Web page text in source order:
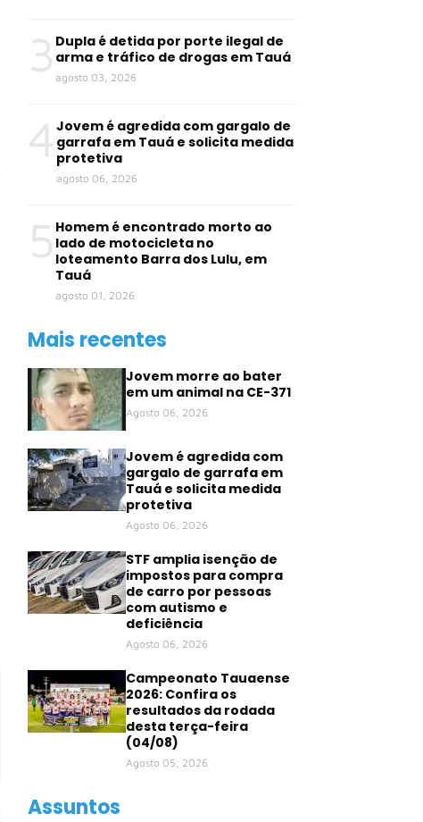
3 Dupla é detida por porte ilegal de
arma e tráfico de drogas em Tauá
agosto 03, 2026
4 Jovem é agredida com gargalo de
garrafa em Tauá e solicita medida
protetiva
agosto 06, 2026
5 Homem é encontrado morto ao
lado de motocicleta no
loteamento Barra dos Lulu, em
Tauá
agosto 01, 2026
Mais recentes
Jovem morre ao bater
em um animal na CE-371
Agosto 06, 2026
Jovem é agredida com
gargalo de garrafa em
Tauá e solicita medida
protetiva
Agosto 06, 2026
STF amplia isenção de
impostos para compra
de carro por pessoas
com autismo e
deficiência
Agosto 06, 2026
Campeonato Tauaense
2026: Confira os
resultados da rodada
desta terça-feira
(04/08)
Agosto 05, 2026
Assuntos